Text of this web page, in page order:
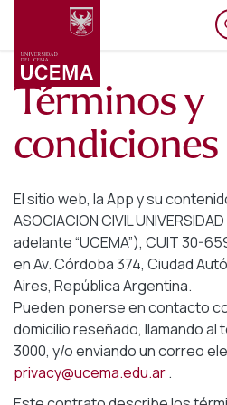
content
Términos y
condiciones
El sitio web, la App y su
ASOCIACION CIVIL
adelante “UCEMA”), CUIT 30-
en Av. Córdoba 374, Ciudad
Aires, República Argentina.
Pueden ponerse en contacto
domicilio reseñado, llamando al
3000, y/o enviando un correo
privacy@ucema.edu.ar.